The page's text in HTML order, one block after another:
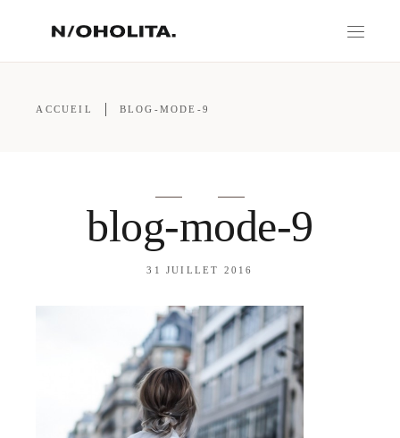
ACCUEIL BLOG-MODE-9
blog-mode-9
31 JUILLET 2016